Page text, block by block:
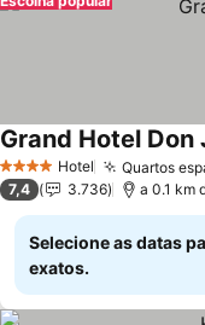
4 EstrelasHotel Quartos
Grand Hotel Don
7,4 3.736 a 0.1 km
Selecione as datas
exatos.